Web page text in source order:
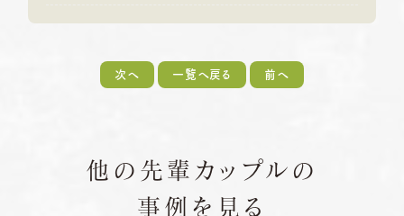
次へ 一覧へ戻る 前へ
他の先輩カップルの
事例を見る